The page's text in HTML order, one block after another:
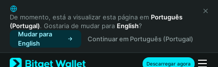
English
日本語
Tiếng Việt
Русский
Español (Latinoamérica)
Türkçe
De momento, está a visualizar esta página em Português
(Portugal). Gostaria de mudar para English?
Mudar para
English
Continuar em Português (Portugal)
Descarregar agora